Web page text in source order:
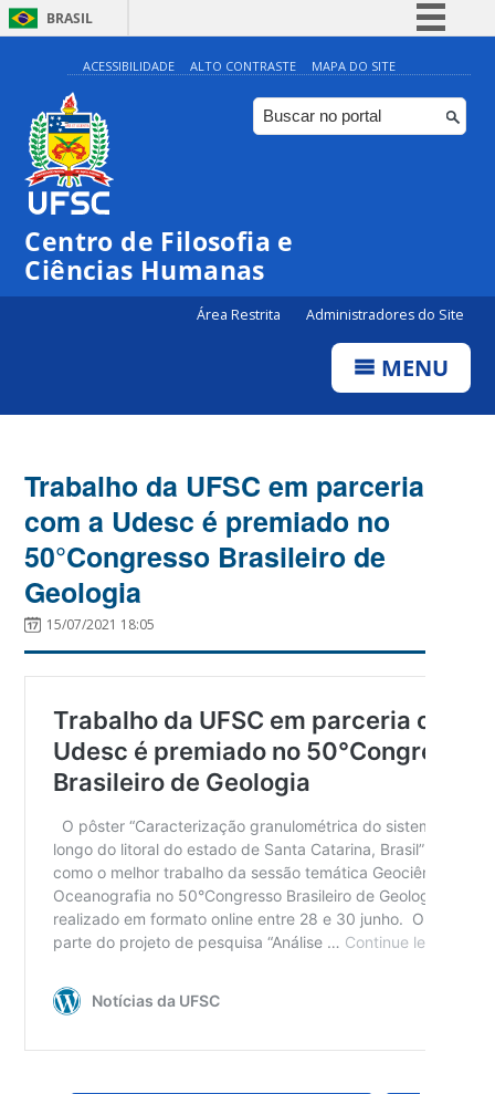
BRASIL
Simplifique!
Comunica BR
Participe
ACESSIBILIDADE ALTO CONTRASTE MAPA DO SITE
Centro de Filosofia e
Ciências Humanas
Área Restrita Administradores do Site
MENU
Trabalho da UFSC em parceria
com a Udesc é premiado no
50°Congresso Brasileiro de
Geologia
15/07/2021 18:05